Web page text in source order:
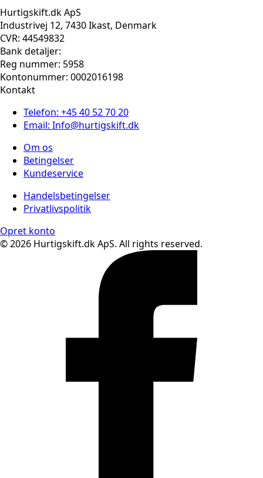
Hurtigskift.dk ApS
Industrivej 12, 7430 Ikast, Denmark
CVR: 44549832
Bank detaljer:
Reg nummer: 5958
Kontonummer: 0002016198
Kontakt
Telefon: +45 40 52 70 20
Email: Info@hurtigskift.dk
Om os
Betingelser
Kundeservice
Handelsbetingelser
Privatlivspolitik
Opret konto
© 2026 Hurtigskift.dk ApS. All rights reserved.